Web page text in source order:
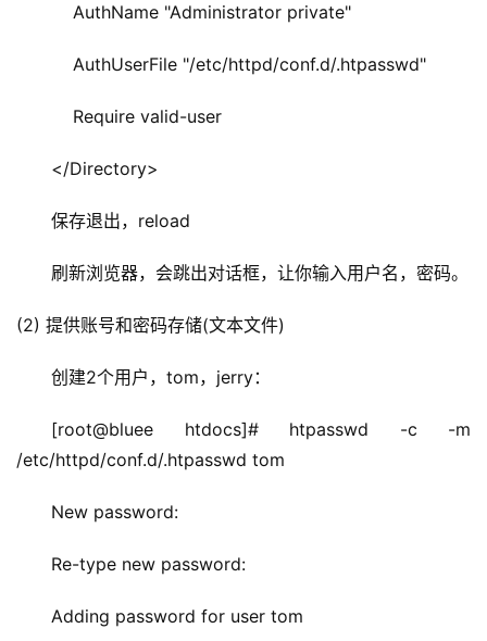
AuthName "Administrator private"
AuthUserFile "/etc/httpd/conf.d/.htpasswd"
Require valid-user
</Directory>
保存退出，reload
刷新浏览器，会跳出对话框，让你输入用户名，密码。
(2) 提供账号和密码存储(文本文件)
创建2个用户，tom，jerry：
[root@bluee htdocs]# htpasswd -c -m
/etc/httpd/conf.d/.htpasswd tom
New password:
Re-type new password:
Adding password for user tom